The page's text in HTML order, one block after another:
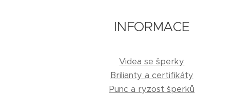
INFORMACE
Videa se šperky
Brilianty a certifikáty
Punc a ryzost šperků